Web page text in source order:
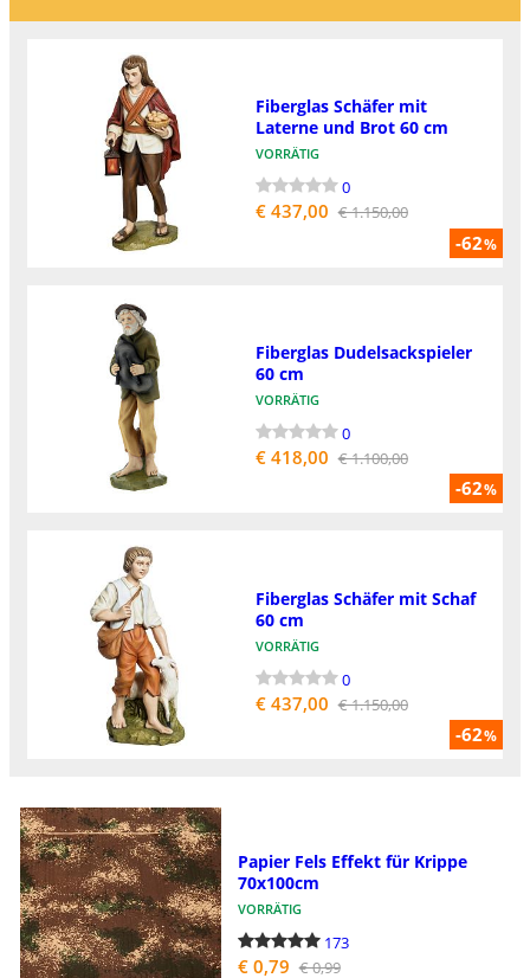
-62%
Fiberglas Schäfer mit
Laterne und Brot 60 cm
VORRÄTIG
0
€ 437,00 € 1.150,00
-62%
Fiberglas Dudelsackspieler
60 cm
VORRÄTIG
0
€ 418,00 € 1.100,00
-62%
Fiberglas Schäfer mit Schaf
60 cm
VORRÄTIG
0
€ 437,00 € 1.150,00
Papier Fels Effekt für Krippe
70x100cm
VORRÄTIG
173
€ 0,79 € 0,99